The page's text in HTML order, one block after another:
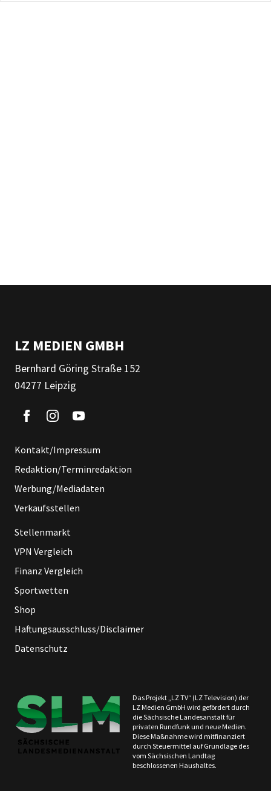
LZ MEDIEN GMBH
Bernhard Göring Straße 152
04277 Leipzig
Kontakt/Impressum
Redaktion/Terminredaktion
Werbung/Mediadaten
Verkaufsstellen
Stellenmarkt
VPN Vergleich
Finanz Vergleich
Sportwetten
Shop
Haftungsausschluss/Disclaimer
Datenschutz
Das Projekt „LZ TV“ (LZ Television) der
LZ Medien GmbH wird gefördert durch
die Sächsische Landesanstalt für
privaten Rundfunk und neue Medien.
Diese Maßnahme wird mitfinanziert
durch Steuermittel auf Grundlage des
vom Sächsischen Landtag
beschlossenen Haushaltes.